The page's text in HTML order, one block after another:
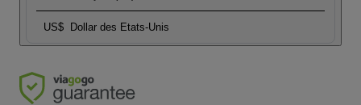
US$ Dollar des Etats-Unis